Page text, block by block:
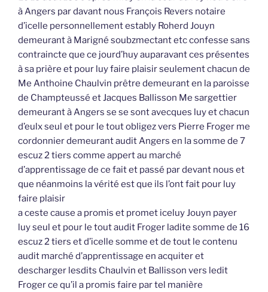
à Angers par davant nous François Revers notaire
d’icelle personnellement estably Roherd Jouyn
demeurant à Marigné soubzmectant etc confesse sans
contraincte que ce jourd’huy auparavant ces présentes
à sa prière et pour luy faire plaisir seulement chacun de
Me Anthoine Chaulvin prêtre demeurant en la paroisse
de Champteussé et Jacques Ballisson Me sargettier
demeurant à Angers se se sont avecques luy et chacun
d’eulx seul et pour le tout obligez vers Pierre Froger me
cordonnier demeurant audit Angers en la somme de 7
escuz 2 tiers comme appert au marché
d’apprentissage de ce fait et passé par devant nous et
que néanmoins la vérité est que ils l’ont fait pour luy
faire plaisir
a ceste cause a promis et promet iceluy Jouyn payer
luy seul et pour le tout audit Froger ladite somme de 16
escuz 2 tiers et d’icelle somme et de tout le contenu
audit marché d’apprentissage en acquiter et
descharger lesdits Chaulvin et Ballisson vers ledit
Froger ce qu’il a promis faire par tel manière